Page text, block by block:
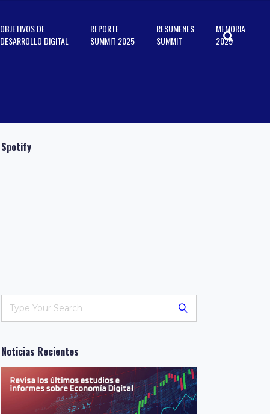
OBJETIVOS DE
DESARROLLO DIGITAL
REPORTE
SUMMIT 2025
RESUMENES
SUMMIT
MEMORIA
2025
Spotify
Noticias Recientes